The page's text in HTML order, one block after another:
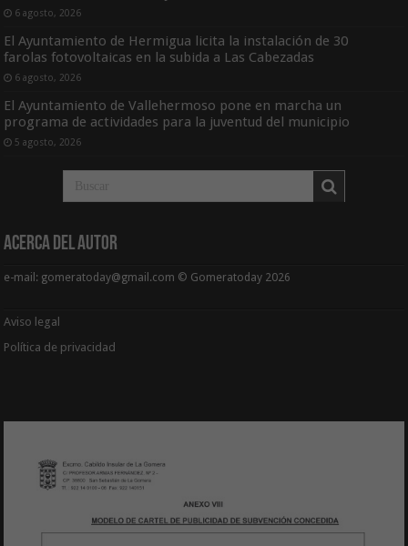
6 agosto, 2026
El Ayuntamiento de Hermigua licita la instalación de 30
farolas fotovoltaicas en la subida a Las Cabezadas
6 agosto, 2026
El Ayuntamiento de Vallehermoso pone en marcha un
programa de actividades para la juventud del municipio
5 agosto, 2026
Acerca del Autor
e-mail: gomeratoday@gmail.com © Gomeratoday 2026
Aviso legal
Política de privacidad